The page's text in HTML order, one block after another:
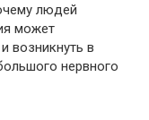
людей
может
возникнуть в
нервного